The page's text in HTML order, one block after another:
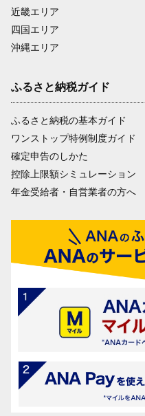
近畿エリア
四国エリア
沖縄エリア
ふるさと納税ガイド
ふるさと納税の基本ガイド
ワンストップ特例制度ガイド
確定申告のしかた
控除上限額シミュレーション
年金受給者・自営業者の方へ